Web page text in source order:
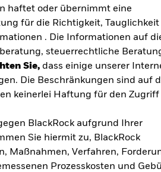
haftet oder übernimmt eine
für die Richtigkeit, Tauglichkeit
. Die Informationen auf
steuerrechtliche
Sie, dass einige unserer
Die Beschränkungen sind auf
keinerlei Haftung für den Zugriff
BlackRock aufgrund Ihrer
Sie hiermit zu, BlackRock
Maßnahmen, Verfahren,
Prozesskosten und